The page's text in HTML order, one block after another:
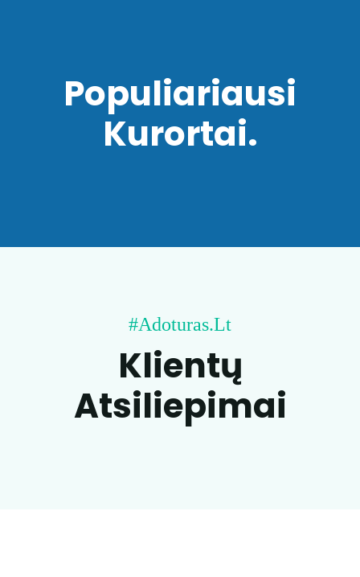
Populiariausi
Kurortai.
#adoturas.lt
Klientų
Atsiliepimai